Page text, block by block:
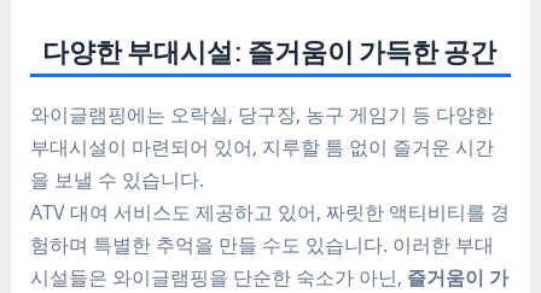
다양한 부대시설: 즐거움이 가득한 공간
와이글램핑에는 오락실, 당구장, 농구 게임기 등 다양한
부대시설이 마련되어 있어, 지루할 틈 없이 즐거운 시간
을 보낼 수 있습니다.
ATV 대여 서비스도 제공하고 있어, 짜릿한 액티비티를 경
험하며 특별한 추억을 만들 수도 있습니다. 이러한 부대
시설들은 와이글램핑을 단순한 숙소가 아닌, 즐거움이 가